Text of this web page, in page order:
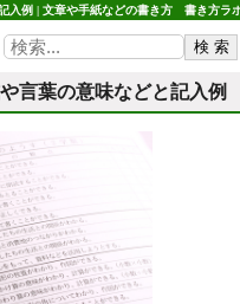
入例 | 文章や手紙などの書き方 書き方ラ
言葉の意味などと記入例